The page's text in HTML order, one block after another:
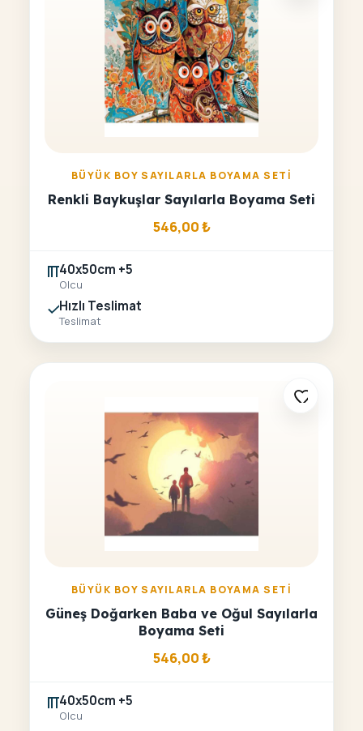
BÜYÜK BOY SAYILARLA BOYAMA SETI
Renkli Baykuşlar Sayılarla Boyama Seti
546,00₺
40x50cm +5
Olcu
Hızlı Teslimat
Teslimat
BÜYÜK BOY SAYILARLA BOYAMA SETI
Güneş Doğarken Baba ve Oğul Sayılarla
Boyama Seti
546,00₺
40x50cm +5
Olcu